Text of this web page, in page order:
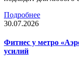
Подробнее
30.07.2026
Фитнес у метро
усилий